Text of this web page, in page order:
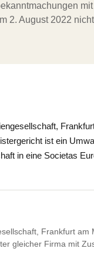
2. August 2022
ist ein
in eine Societas
Frankfurt
gleicher Firma mit